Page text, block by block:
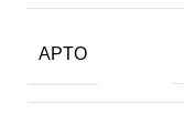
APTO